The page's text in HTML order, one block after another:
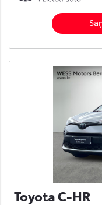
Toyota C-HR